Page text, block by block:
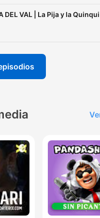
DEL VAL | La Pija y la Quinqui